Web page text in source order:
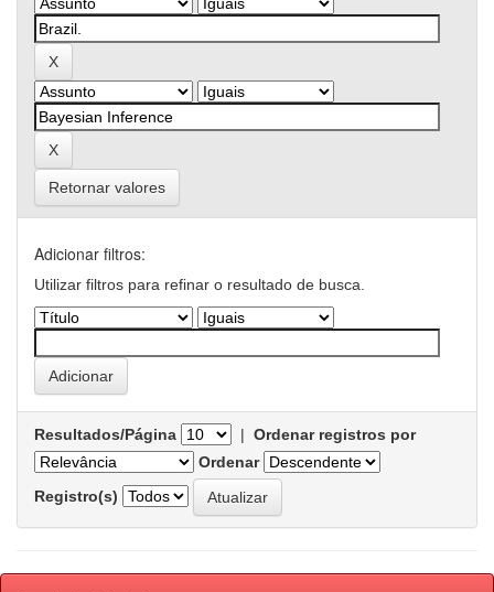
Retornar valores
Adicionar filtros:
Utilizar filtros para refinar o resultado de busca.
Resultados/Página | Ordenar registros por
Ordenar
Registro(s)